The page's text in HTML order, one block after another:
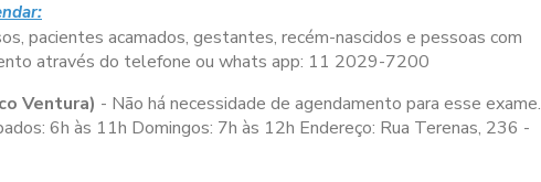
pacientes acamados, gestantes, recém-nascidos e pessoas com
através do telefone ou whats app: 11 2029-7200
Ventura) - Não há necessidade de agendamento para esse exame.
6h às 11h Domingos: 7h às 12h Endereço: Rua Terenas, 236 -